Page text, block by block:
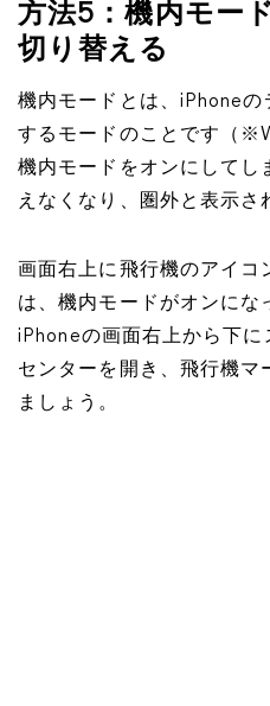
方法5：機内モー
切り替える
機内モードとは、iPhone
するモードのことです（
機内モードをオンにしてし
えなくなり、圏外と表示さ
画面右上に飛行機のアイコ
は、機内モードがオンにな
iPhoneの画面右上から下
センターを開き、飛行機マ
ましょう。